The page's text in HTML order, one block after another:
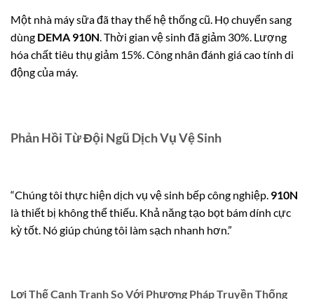
Một nhà máy sữa đã thay thế hệ thống cũ. Họ chuyển sang
dùng DEMA 910N. Thời gian vệ sinh đã giảm 30%. Lượng
hóa chất tiêu thụ giảm 15%. Công nhân đánh giá cao tính di
động của máy.
Phản Hồi Từ Đội Ngũ Dịch Vụ Vệ Sinh
“Chúng tôi thực hiện dịch vụ vệ sinh bếp công nghiệp. 910N
là thiết bị không thể thiếu. Khả năng tạo bọt bám dính cực
kỳ tốt. Nó giúp chúng tôi làm sạch nhanh hơn.”
Lợi Thế Cạnh Tranh So Với Phương Pháp Truyền Thống